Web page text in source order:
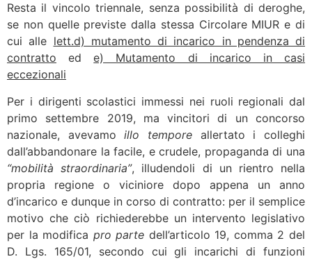
Resta il vincolo triennale, senza possibilità di deroghe,
se non quelle previste dalla stessa Circolare MIUR e di
cui alle lett.d) mutamento di incarico in pendenza di
contratto ede) Mutamento di incarico in casi
eccezionali
Per i dirigenti scolastici immessi nei ruoli regionali dal
primo settembre 2019, ma vincitori di un concorso
nazionale, avevamoillo tempore allertato i colleghi
dall’abbandonare la facile, e crudele, propaganda di una
“mobilità straordinaria”, illudendoli di un rientro nella
propria regione o viciniore dopo appena un anno
d’incarico e dunque in corso di contratto: per il semplice
motivo che ciò richiederebbe un intervento legislativo
per la modifica pro parte dell’articolo 19, comma 2 del
D. Lgs. 165/01, secondo cui gli incarichi di funzioni